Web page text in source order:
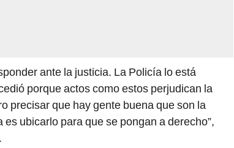
ante la justicia. La Policía lo está
porque actos como estos perjudican la
precisar que hay gente buena que son la
ubicarlo para que se pongan a derecho”,
.